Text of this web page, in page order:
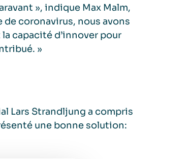
», indique Max Malm,
de coronavirus, nous avons
capacité d’innover pour
»
Lars Strandljung a compris
une bonne solution: